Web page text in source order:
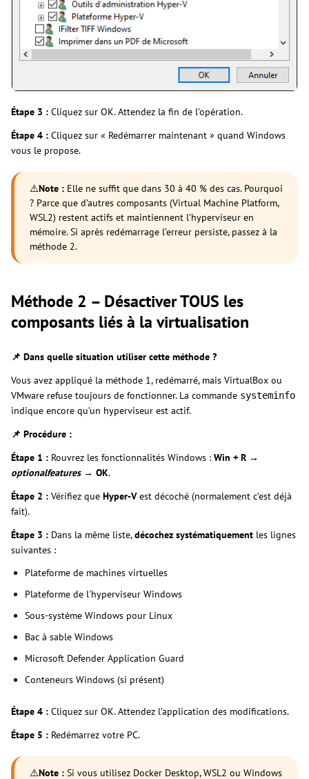
Étape 3 : Cliquez sur OK. Attendez la fin de l’opération.
Étape 4 : Cliquez sur « Redémarrer maintenant » quand Windows
vous le propose.
⚠️Note : Elle ne suffit que dans 30 à 40 % des cas. Pourquoi
? Parce que d’autres composants (Virtual Machine Platform,
WSL2) restent actifs et maintiennent l’hyperviseur en
mémoire. Si après redémarrage l’erreur persiste, passez à la
méthode 2.
Méthode 2 – Désactiver TOUS les
composants liés à la virtualisation
📌 Dans quelle situation utiliser cette méthode ?
Vous avez appliqué la méthode 1, redémarré, mais VirtualBox ou
VMware refuse toujours de fonctionner. La commande systeminfo
indique encore qu’un hyperviseur est actif.
📌 Procédure :
Étape 1 : Rouvrez les fonctionnalités Windows : Win + R →
optionalfeatures→ OK.
Étape 2 : Vérifiez que Hyper-Vest décoché (normalement c’est déjà
fait).
Étape 3 : Dans la même liste,décochez systématiquement les lignes
suivantes :
Plateforme de machines virtuelles
Plateforme de l'hyperviseur Windows
Sous-système Windows pour Linux
Bac à sable Windows
Microsoft Defender Application Guard
Conteneurs Windows (si présent)
Étape 4 : Cliquez sur OK. Attendez l’application des modifications.
Étape 5 : Redémarrez votre PC.
⚠️Note : Si vous utilisez Docker Desktop, WSL2 ou Windows